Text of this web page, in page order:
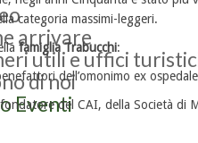
arrivare
utili e uffici
di noi
Eventi
categoria massimi-leggeri.
famiglia Trabucchi:
dell’omonimo ex
del CAI, della Società di